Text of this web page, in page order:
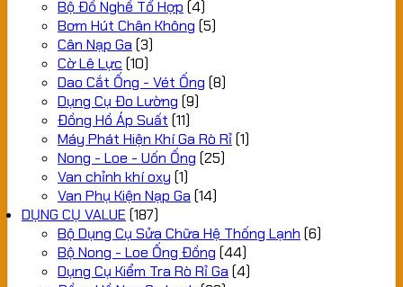
Bộ Đồ Nghề Tổ Hợp (4)
Bơm Hút Chân Không (5)
Cân Nạp Ga (3)
Cờ Lê Lực (10)
Dao Cắt Ống - Vét Ống (8)
Dụng Cụ Đo Lường (9)
Đồng Hồ Áp Suất (11)
Máy Phát Hiện Khí Ga Rò Rỉ(1)
Nong - Loe - Uốn Ống (25)
Van chỉnh khí oxy (1)
Van Phụ Kiện Nạp Ga (14)
DỤNG CỤ VALUE (187)
Bộ Dụng Cụ Sửa Chữa Hệ Thống Lạnh (6)
Bộ Nong - Loe Ống Đồng (44)
Dụng Cụ Kiểm Tra Rò Rỉ Ga (4)